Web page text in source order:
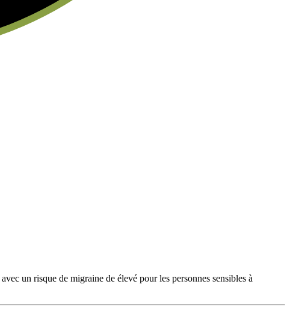
avec un risque de migraine de élevé pour les personnes sensibles à